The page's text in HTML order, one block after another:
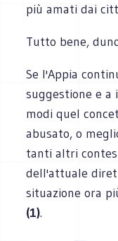
più amati dai
Tutto bene,
Se l'Appia
suggestione e
modi quel
abusato, o
tanti altri
dell'attuale
situazione ora
(1).